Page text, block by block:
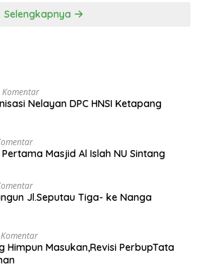
Selengkapnya
Komentar
Nelayan DPC HNSI Ketapang
Masjid Al Islah NU Sintang
Jl.Seputau Tiga- ke Nanga
Himpun Masukan,Revisi PerbupTata